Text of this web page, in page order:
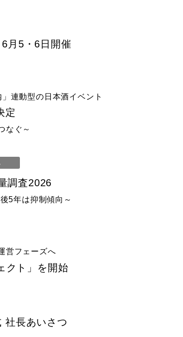
月5・6日開催
連動型の日本酒イベント
定
なぐ～
調査2026
5年は抑制傾向～
営フェーズへ
クト」を開始
社長あいさつ